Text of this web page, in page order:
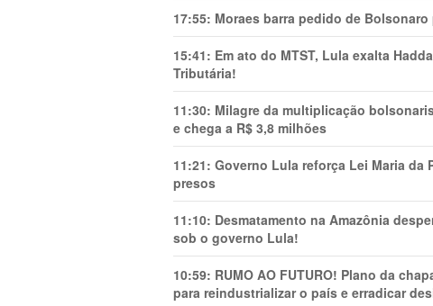
17:55: Moraes barra pedido de
15:41: Em ato do MTST, Lula exalta
Tributária!
11:30: Milagre da multiplicação
e chega a R$ 3,8 milhões
11:21: Governo Lula reforça Lei Maria da
presos
11:10: Desmatamento na Amazônia
sob o governo Lula!
10:59: RUMO AO FUTURO! Plano da
para reindustrializar o país e erradicar